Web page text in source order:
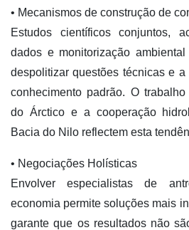
• Mecanismos de construção de
Estudos científicos conjuntos,
dados e monitorização
despolitizar questões técnicas e
conhecimento padrão. O
do Árctico e a cooperação
Bacia do Nilo reflectem esta
• Negociações Holísticas
Envolver especialistas de
economia permite soluções mais
garante que os resultados não